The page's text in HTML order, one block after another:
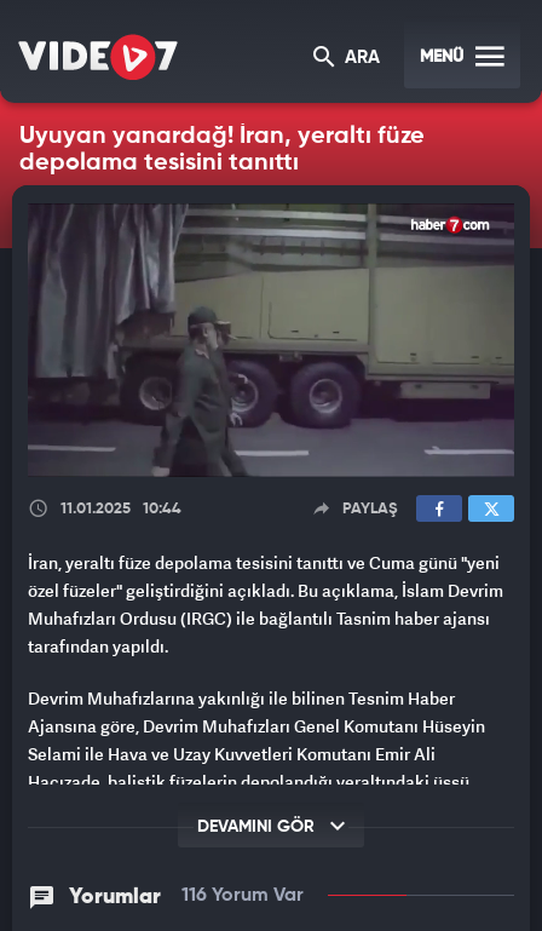
ARA MENÜ
Uyuyan yanardağ! İran, yeraltı füze
depolama tesisini tanıttı
11.01.2025 10:44 PAYLAŞ
İran, yeraltı füze depolama tesisini tanıttı ve Cuma günü "yeni
özel füzeler" geliştirdiğini açıkladı. Bu açıklama, İslam Devrim
Muhafızları Ordusu (IRGC) ile bağlantılı Tasnim haber ajansı
tarafından yapıldı.
Devrim Muhafızlarına yakınlığı ile bilinen Tesnim Haber
Ajansına göre, Devrim Muhafızları Genel Komutanı Hüseyin
Selami ile Hava ve Uzay Kuvvetleri Komutanı Emir Ali
Hacızade, balistik füzelerin depolandığı yeraltındaki üssü
yeraltı füze üssünde gezerken etrafta seyir ve balistik füzelerin
depolandığı ve çoğunun araçların üzerine ve rampalara
DEVAMINI GÖR
Yorumlar 116 Yorum Var